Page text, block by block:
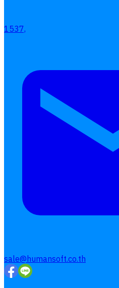
เลือกหัวข้อที่คุณสนใจ
โปรแกรมบริหารงานบุคคล
FollowHuman
1537,
sale@humansoft.co.th